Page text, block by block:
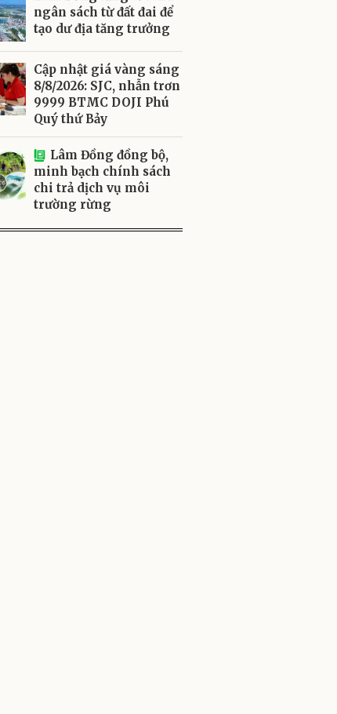
ngân sách từ đất đai để
tạo dư địa tăng trưởng
Cập nhật giá vàng sáng
8/8/2026: SJC, nhẫn trơn
9999 BTMC DOJI Phú
Quý thứ Bảy
Lâm Đồng đồng bộ,
minh bạch chính sách
chi trả dịch vụ môi
trường rừng